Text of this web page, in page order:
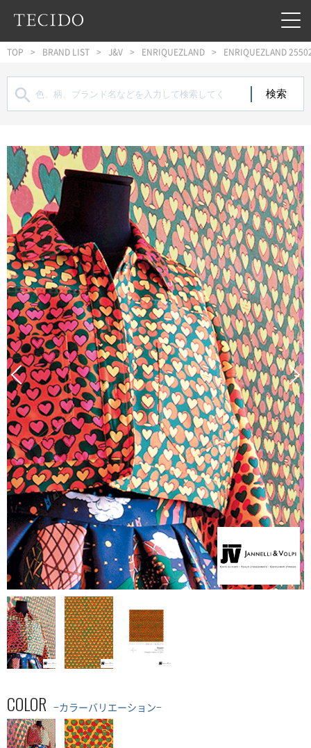
フッターへジャンプ
TOP BRAND LIST J&V ENRIQUEZLAND ENRIQUEZLAND

COLOR −カラーバリエーション−